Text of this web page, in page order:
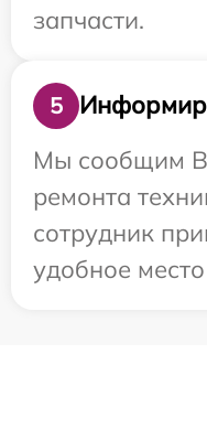
запчасти.
5
Мы сообщим
ремонта
сотрудник
удобное